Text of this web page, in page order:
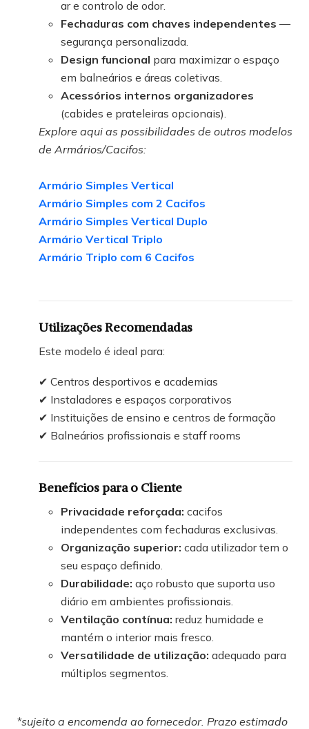
ar e controlo de odor.
Fechaduras com chaves independentes —
segurança personalizada.
Design funcional para maximizar o espaço
em balneários e áreas coletivas.
Acessórios internos organizadores
(cabides e prateleiras opcionais).
Explore aqui as possibilidades de outros modelos
de Armários/Cacifos:
Armário Simples Vertical
Armário Simples com 2 Cacifos
Armário Simples Vertical Duplo
Armário Vertical Triplo
Armário Triplo com 6 Cacifos
Utilizações Recomendadas
Este modelo é ideal para:
✔ Centros desportivos e academias
✔ Instaladores e espaços corporativos
✔ Instituições de ensino e centros de formação
✔ Balneários profissionais e staff rooms
Benefícios para o Cliente
Privacidade reforçada: cacifos
independentes com fechaduras exclusivas.
Organização superior: cada utilizador tem o
seu espaço definido.
Durabilidade: aço robusto que suporta uso
diário em ambientes profissionais.
Ventilação contínua: reduz humidade e
mantém o interior mais fresco.
Versatilidade de utilização: adequado para
múltiplos segmentos.
*sujeito a encomenda ao fornecedor. Prazo estimado